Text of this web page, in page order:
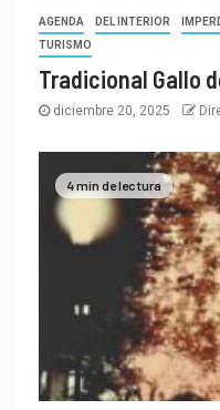
AGENDA DEL INTERIOR
TURISMO
Tradicional Gallo
diciembre 20, 2025
4 min de lectura